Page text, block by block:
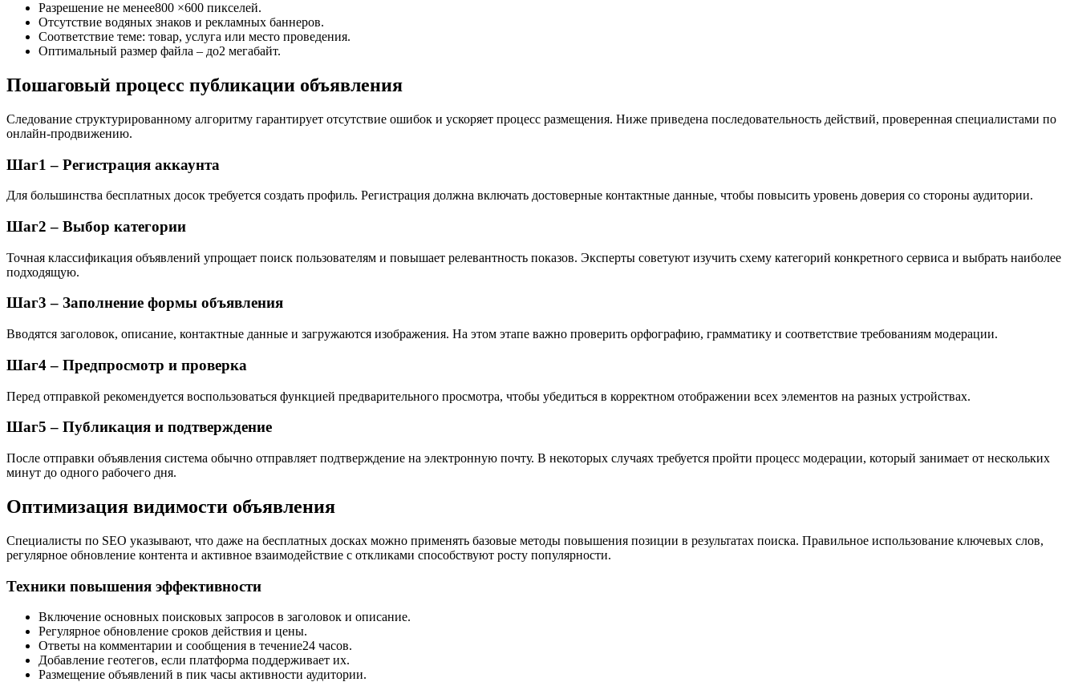
Разрешение не менее800 ×600 пикселей.
Отсутствие водяных знаков и рекламных баннеров.
Соответствие теме: товар, услуга или место проведения.
Оптимальный размер файла – до2 мегабайт.
Пошаговый процесс публикации объявления
Следование структурированному алгоритму гарантирует отсутствие ошибок и ускоряет процесс размещения. Ниже приведена последовательность действий, проверенная специалистами по
онлайн‑продвижению.
Шаг1 – Регистрация аккаунта
Для большинства бесплатных досок требуется создать профиль. Регистрация должна включать достоверные контактные данные, чтобы повысить уровень доверия со стороны аудитории.
Шаг2 – Выбор категории
Точная классификация объявлений упрощает поиск пользователям и повышает релевантность показов. Эксперты советуют изучить схему категорий конкретного сервиса и выбрать наиболее
подходящую.
Шаг3 – Заполнение формы объявления
Вводятся заголовок, описание, контактные данные и загружаются изображения. На этом этапе важно проверить орфографию, грамматику и соответствие требованиям модерации.
Шаг4 – Предпросмотр и проверка
Перед отправкой рекомендуется воспользоваться функцией предварительного просмотра, чтобы убедиться в корректном отображении всех элементов на разных устройствах.
Шаг5 – Публикация и подтверждение
После отправки объявления система обычно отправляет подтверждение на электронную почту. В некоторых случаях требуется пройти процесс модерации, который занимает от нескольких
минут до одного рабочего дня.
Оптимизация видимости объявления
Специалисты по SEO указывают, что даже на бесплатных досках можно применять базовые методы повышения позиции в результатах поиска. Правильное использование ключевых слов,
регулярное обновление контента и активное взаимодействие с откликами способствуют росту популярности.
Техники повышения эффективности
Включение основных поисковых запросов в заголовок и описание.
Регулярное обновление сроков действия и цены.
Ответы на комментарии и сообщения в течение24 часов.
Добавление геотегов, если платформа поддерживает их.
Размещение объявлений в пик часы активности аудитории.